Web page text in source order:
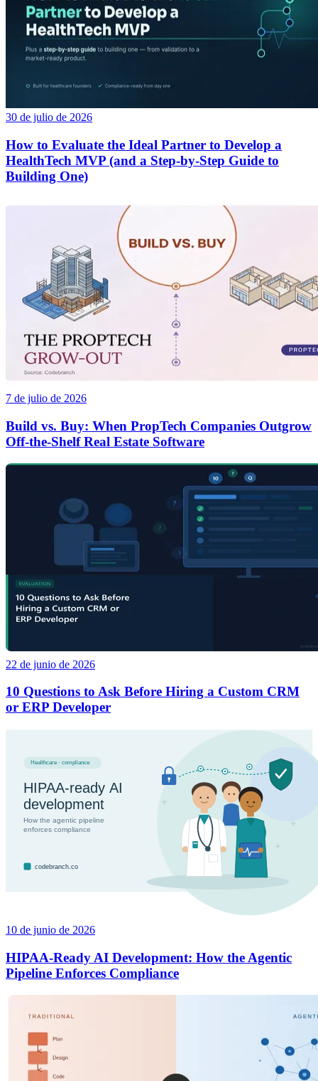
30 de julio de 2026
How to Evaluate the Ideal Partner to Develop a
HealthTech MVP (and a Step-by-Step Guide to
Building One)
7 de julio de 2026
Build vs. Buy: When PropTech Companies Outgrow
Off-the-Shelf Real Estate Software
22 de junio de 2026
10 Questions to Ask Before Hiring a Custom CRM
or ERP Developer
10 de junio de 2026
HIPAA-Ready AI Development: How the Agentic
Pipeline Enforces Compliance